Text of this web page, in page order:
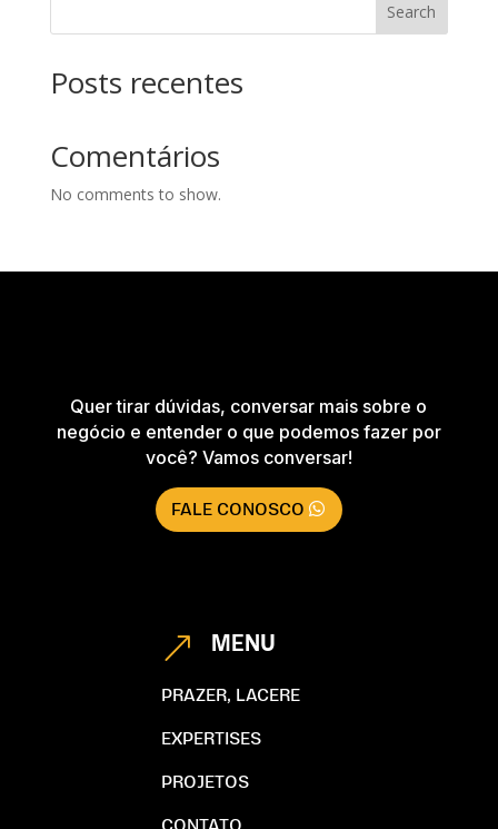
Search
Posts recentes
Comentários
No comments to show.
Quer tirar dúvidas, conversar mais sobre o
negócio e entender o que podemos fazer por
você? Vamos conversar!
FALE CONOSCO
& MENU
PRAZER, LACERE
EXPERTISES
PROJETOS